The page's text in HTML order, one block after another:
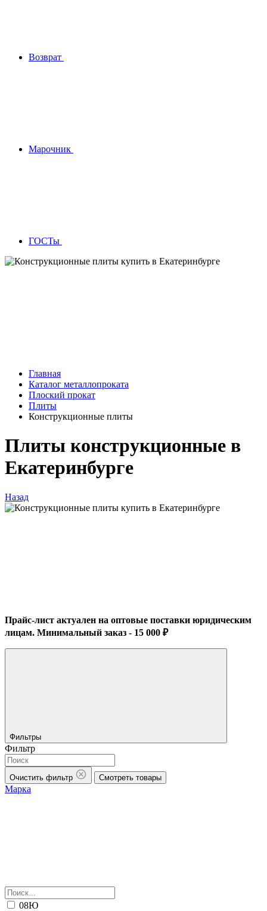
Возврат
Марочник
ГОСТы
Главная
Каталог металлопроката
Плоский прокат
Плиты
Конструкционные плиты
Плиты конструкционные в
Екатеринбурге
Назад
Прайс-лист актуален на оптовые поставки юридическим
лицам. Минимальный заказ - 15 000 ₽
Фильтры
Фильтр
Очистить фильтр Смотреть товары
Марка
08Ю